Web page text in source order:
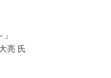
亮 氏